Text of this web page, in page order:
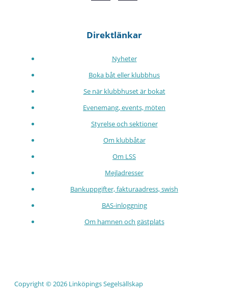
Direktlänkar
Nyheter
Boka båt eller klubbhus
Se när klubbhuset är bokat
Evenemang, events, möten
Styrelse och sektioner
Om klubbåtar
Om LSS
Mejladresser
Bankuppgifter, fakturaadress, swish
BAS-inloggning
Om hamnen och gästplats
Copyright © 2026 Linköpings Segelsällskap